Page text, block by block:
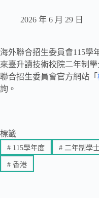
2026 年 6 月 29 日
海外聯合招生委員會115學
來臺升讀技術校院二年制
聯合招生委員會官方網站「
詢。
標籤
#115學年度 #二年制學
#香港